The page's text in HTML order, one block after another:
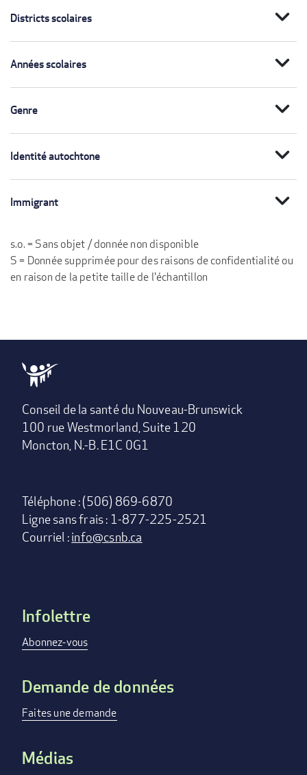
Districts scolaires expand_more
Années scolaires expand_more
Genre expand_more
Identité autochtone expand_more
Immigrant expand_more
s.o. = Sans objet / donnée non disponible
S = Donnée supprimée pour des raisons de confidentialité ou
en raison de la petite taille de l'échantillon
Conseil de la santé du Nouveau-Brunswick
100 rue Westmorland, Suite 120
Moncton, N.-B. E1C 0G1
Téléphone : (506) 869-6870
Ligne sans frais : 1-877-225-2521
Courriel :info@csnb.ca
Footer
menu
Infolettre
Abonnez-vous
Demande de données
Faites une demande
Médias